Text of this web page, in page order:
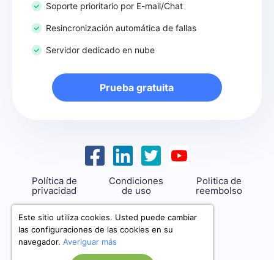
Soporte prioritario por E-mail/Chat
Resincronización automática de fallas
Servidor dedicado en nube
Prueba gratuita
Política de
privacidad
Condiciones
de uso
Politica de
reembolso
support@savemyleads.com
Este sitio utiliza cookies. Usted puede cambiar
las configuraciones de las cookies en su
navegador. Averiguar más